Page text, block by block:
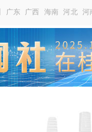
广东 广西 海南 河北 河